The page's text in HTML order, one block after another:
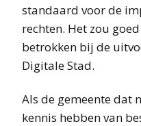
standaard voor de
rechten. Het zou
betrokken bij de
Digitale Stad.
Als de gemeente dat
kennis hebben van